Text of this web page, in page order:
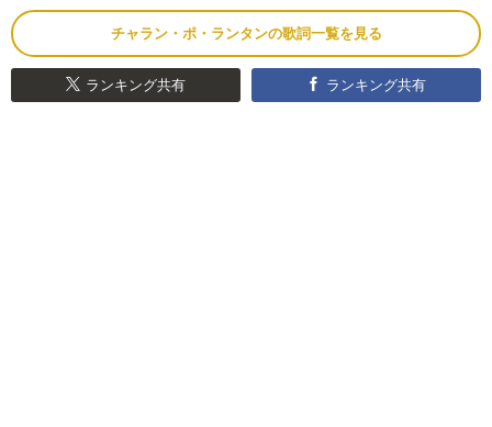
チャラン・ポ・ランタンの歌詞一覧を見る
ランキング共有 ランキング共有